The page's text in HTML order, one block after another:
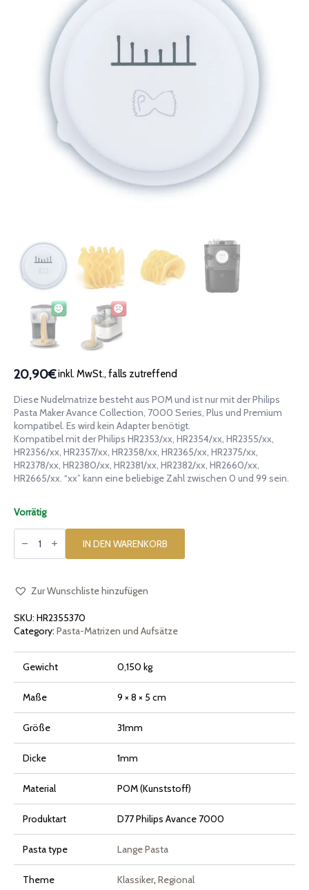
20,90€inkl. MwSt., falls zutreffend
Diese Nudelmatrize besteht aus POM und ist nur mit der Philips
Pasta Maker Avance Collection, 7000 Series, Plus und Premium
kompatibel. Es wird kein Adapter benötigt.
Kompatibel mit der Philips HR2353/xx, HR2354/xx, HR2355/xx,
HR2356/xx, HR2357/xx, HR2358/xx, HR2365/xx, HR2375/xx,
HR2378/xx, HR2380/xx, HR2381/xx, HR2382/xx, HR2660/xx,
HR2665/xx. “xx” kann eine beliebige Zahl zwischen 0 und 99 sein.
Vorrätig
Matrize
aus
Radiatore
Philips
Avance
und
Serie
7000
IN DEN WARENKORB
Zur Wunschliste hinzufügen
SKU: HR2355370
Category: Pasta-Matrizen und Aufsätze
Gewicht 0,150 kg
Maße 9 × 8 × 5 cm
Größe 31mm
Dicke 1mm
Material POM (Kunststoff)
Produktart D77 Philips Avance 7000
Pasta type Lange Pasta
Theme Klassiker, Regional